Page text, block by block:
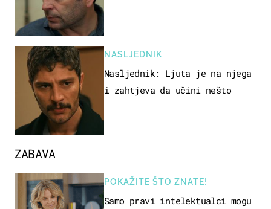
ZABAVA
POKAŽITE ŠTO ZNATE!
Samo pravi intelektualci mogu
NASLJEDNIK
Nasljednik: Ljuta je na njega
i zahtjeva da učini nešto